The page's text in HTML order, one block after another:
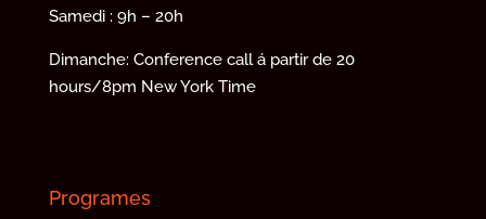
Samedi : 9h – 20h
Dimanche: Conference call á partir de 20
hours/8pm New York Time
Programes